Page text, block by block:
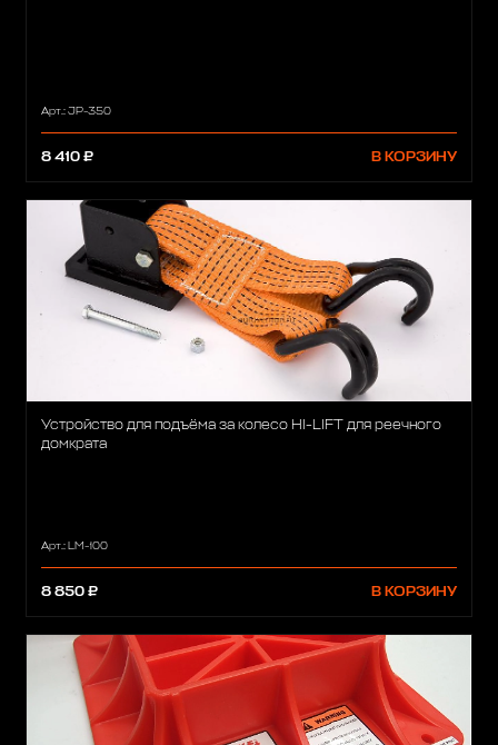
Арт.: JP-350
8 410 ₽ В КОРЗИНУ
Устройство для подъёма за колесо HI-LIFT для реечного
домкрата
Арт.: LM-100
8 850 ₽ В КОРЗИНУ